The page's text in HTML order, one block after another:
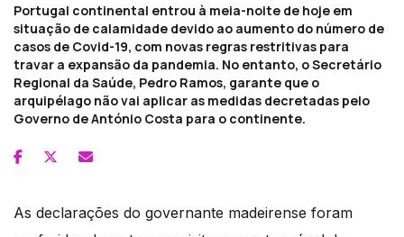
Portugal continental entrou à meia-noite de hoje em
situação de calamidade devido ao aumento do número de
casos de Covid-19, com novas regras restritivas para
travar a expansão da pandemia. No entanto, o Secretário
Regional da Saúde, Pedro Ramos, garante que o
arquipélago não vai aplicar as medidas decretadas pelo
Governo de António Costa para o continente.
As declarações do governante madeirense foram